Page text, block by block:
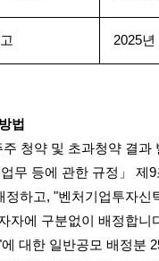
2025년
법
주 청약 및 초과청약 결과
무 등에 관한 규정」 제 9
정하고, "벤처기업투자신
자에 구분없이 배정합니
에 대한 일반공모 배정분